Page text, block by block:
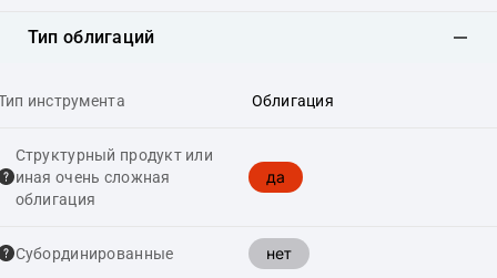
Тип облигаций
инструмента Облигация
Структурный продукт или
иная очень сложная
облигация
да
Cубординированные нет